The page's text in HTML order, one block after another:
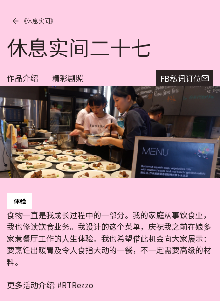
《休息实间》
休息实间二十七
作品介绍 精彩剧照 FB私讯订位
体验
食物一直是我成长过程中的一部分。我的家庭从事饮食业，
我也修读饮食业务。我设计的这个菜单，庆祝我之前在娘多
家惹餐厅工作的人生体验。我也希望借此机会向大家展示：
要烹饪出暖胃及令人食指大动的一餐，不一定需要高级的材
料。
更多活动介绍: #RTRezzo